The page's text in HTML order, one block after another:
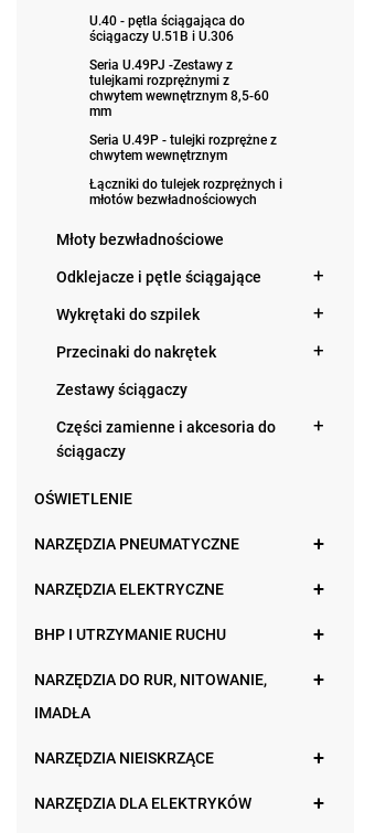
U.40 - pętla ściągająca do
ściągaczy U.51B i U.306
Seria U.49PJ -Zestawy z
tulejkami rozprężnymi z
chwytem wewnętrznym 8,5-60
mm
Seria U.49P - tulejki rozprężne z
chwytem wewnętrznym
Łączniki do tulejek rozprężnych i
młotów bezwładnościowych
Młoty bezwładnościowe
Odklejacze i pętle ściągające
Wykrętaki do szpilek
Przecinaki do nakrętek
Zestawy ściągaczy
Części zamienne i akcesoria do
ściągaczy
OŚWIETLENIE
NARZĘDZIA PNEUMATYCZNE
NARZĘDZIA ELEKTRYCZNE
BHP I UTRZYMANIE RUCHU
NARZĘDZIA DO RUR, NITOWANIE,
IMADŁA
NARZĘDZIA NIEISKRZĄCE
NARZĘDZIA DLA ELEKTRYKÓW